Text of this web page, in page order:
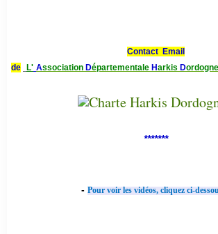
Contact Email
de L' Association Départementale Harkis Dordogne
*******
- Pour voir les vidéos, cliquez ci-